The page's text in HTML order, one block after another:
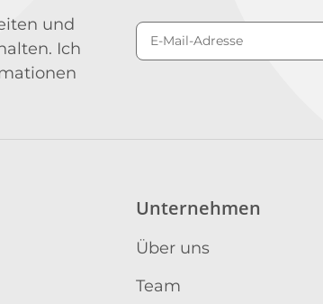
und
Ich
Unternehmen
Über uns
Team